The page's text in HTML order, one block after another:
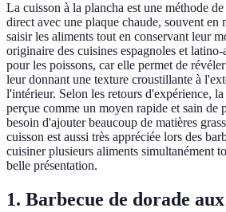
La cuisson à la plancha est une méthode
direct avec une plaque chaude, souvent en
saisir les aliments tout en conservant leur
originaire des cuisines espagnoles et
pour les poissons, car elle permet de
leur donnant une texture croustillante à
l'intérieur. Selon les retours d'expérience,
perçue comme un moyen rapide et sain de
besoin d'ajouter beaucoup de matières
cuisson est aussi très appréciée lors des
cuisiner plusieurs aliments simultanément
belle présentation.
1. Barbecue de dorade